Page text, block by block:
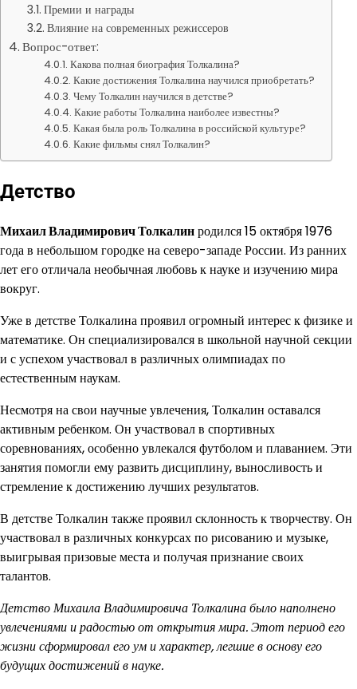
Премии и награды
Влияние на современных режиссеров
Вопрос-ответ:
Какова полная биография Толкалина?
Какие достижения Толкалина научился приобретать?
Чему Толкалин научился в детстве?
Какие работы Толкалина наиболее известны?
Какая была роль Толкалина в российской культуре?
Какие фильмы снял Толкалин?
Детство
Михаил Владимирович Толкалинродился 15 октября 1976
года в небольшом городке на северо-западе России. Из ранних
лет его отличала необычная любовь к науке и изучению мира
вокруг.
Уже в детстве Толкалина проявил огромный интерес к физике и
математике. Он специализировался в школьной научной секции
и с успехом участвовал в различных олимпиадах по
естественным наукам.
Несмотря на свои научные увлечения, Толкалин оставался
активным ребенком. Он участвовал в спортивных
соревнованиях, особенно увлекался футболом и плаванием. Эти
занятия помогли ему развить дисциплину, выносливость и
стремление к достижению лучших результатов.
В детстве Толкалин также проявил склонность к творчеству. Он
участвовал в различных конкурсах по рисованию и музыке,
выигрывая призовые места и получая признание своих
талантов.
Детство Михаила Владимировича Толкалина было наполнено
увлечениями и радостью от открытия мира. Этот период его
жизни сформировал его ум и характер, легшие в основу его
будущих достижений в науке.